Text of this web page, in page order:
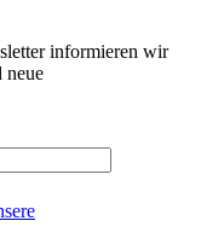
informieren wir
neue